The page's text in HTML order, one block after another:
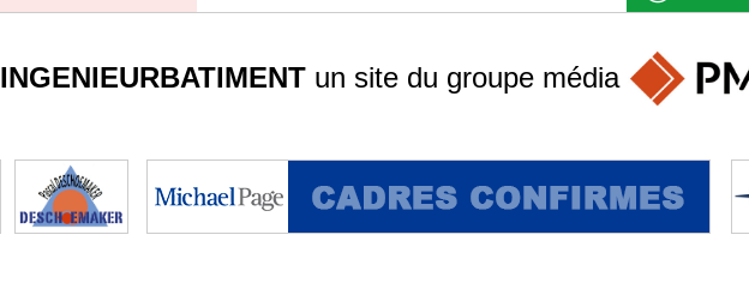
INGENIEURBATIMENT un site du groupe média